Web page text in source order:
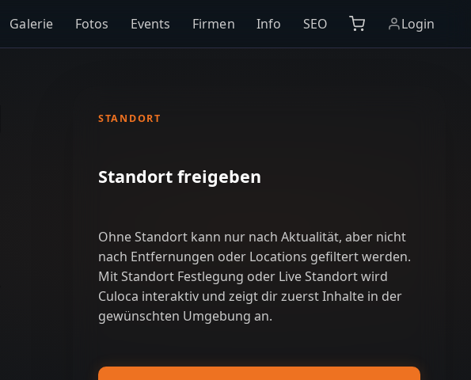
Galerie Fotos Events Firmen Info SEO Login
STANDORT
Standort freigeben
Ohne Standort kann nur nach Aktualität, aber nicht
nach Entfernungen oder Locations gefiltert werden.
Mit Standort Festlegung oder Live Standort wird
Culoca interaktiv und zeigt dir zuerst Inhalte in der
gewünschten Umgebung an.